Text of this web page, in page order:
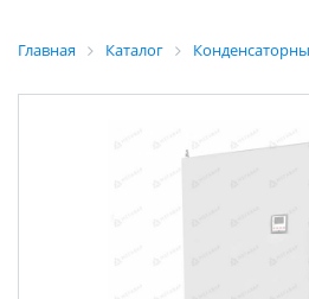
Главная Каталог